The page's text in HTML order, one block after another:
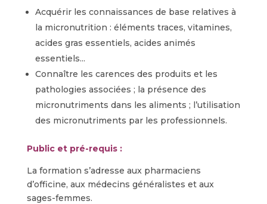
Acquérir les connaissances de base relatives à
la micronutrition : éléments traces, vitamines,
acides gras essentiels, acides animés
essentiels...
Connaître les carences des produits et les
pathologies associées ; la présence des
micronutriments dans les aliments ; l’utilisation
des micronutriments par les professionnels.
Public et pré-requis :
La formation s’adresse aux pharmaciens
d’officine, aux médecins généralistes et aux
sages-femmes.